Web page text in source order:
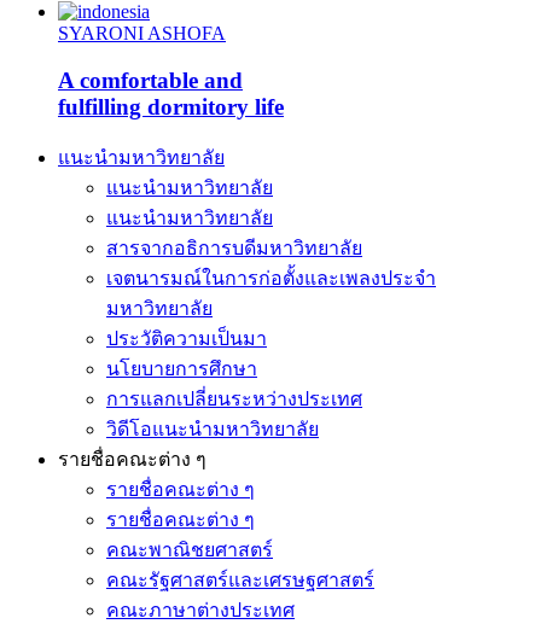
SYARONI ASHOFA
A comfortable and
fulfilling dormitory life
แนะนำมหาวิทยาลัย
แนะนำมหาวิทยาลัย
แนะนำมหาวิทยาลัย
สารจากอธิการบดีมหาวิทยาลัย
เจตนารมณ์ในการก่อตั้งและเพลงประจำ
มหาวิทยาลัย
ประวัติความเป็นมา
นโยบายการศึกษา
การแลกเปลี่ยนระหว่างประเทศ
วิดีโอแนะนำมหาวิทยาลัย
รายชื่อคณะต่าง ๆ
รายชื่อคณะต่าง ๆ
รายชื่อคณะต่าง ๆ
คณะพาณิชยศาสตร์
คณะรัฐศาสตร์และเศรษฐศาสตร์
คณะภาษาต่างประเทศ